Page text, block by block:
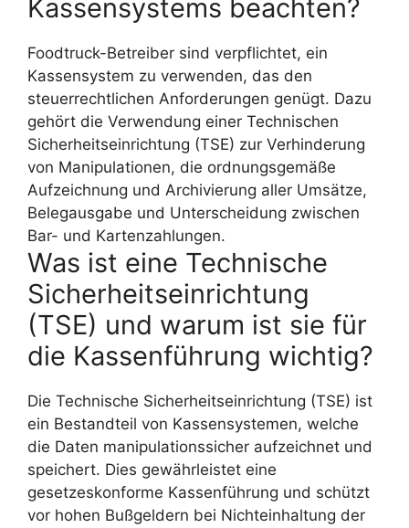
Kassensystems beachten?
Foodtruck-Betreiber sind verpflichtet, ein
Kassensystem zu verwenden, das den
steuerrechtlichen Anforderungen genügt. Dazu
gehört die Verwendung einer Technischen
Sicherheitseinrichtung (TSE) zur Verhinderung
von Manipulationen, die ordnungsgemäße
Aufzeichnung und Archivierung aller Umsätze,
Belegausgabe und Unterscheidung zwischen
Bar- und Kartenzahlungen.
Was ist eine Technische
Sicherheitseinrichtung
(TSE) und warum ist sie für
die Kassenführung wichtig?
Die Technische Sicherheitseinrichtung (TSE) ist
ein Bestandteil von Kassensystemen, welche
die Daten manipulationssicher aufzeichnet und
speichert. Dies gewährleistet eine
gesetzeskonforme Kassenführung und schützt
vor hohen Bußgeldern bei Nichteinhaltung der